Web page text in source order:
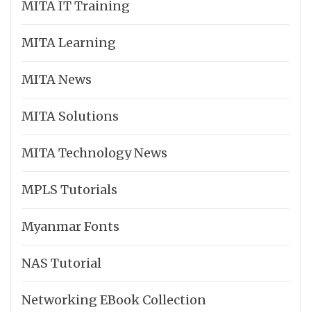
MITA IT Training
MITA Learning
MITA News
MITA Solutions
MITA Technology News
MPLS Tutorials
Myanmar Fonts
NAS Tutorial
Networking EBook Collection